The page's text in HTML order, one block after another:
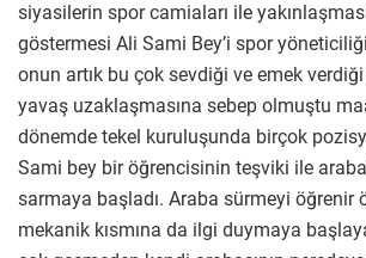
siyasilerin spor camiaları ile
göstermesi Ali Sami Bey’i spor
onun artık bu çok sevdiği ve emek
yavaş uzaklaşmasına sebep olmuştu
dönemde tekel kuruluşunda birçok
Sami bey bir öğrencisinin teşviki ile
sarmaya başladı. Araba sürmeyi öğrenir
mekanik kısmına da ilgi duymaya